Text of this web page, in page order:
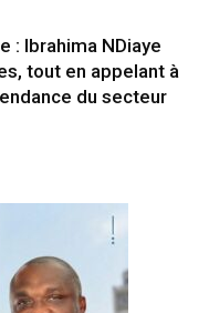
: Ibrahima NDiaye
tout en appelant à
du secteur